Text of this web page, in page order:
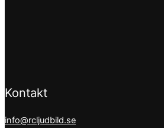
Kontakt
info@rcljudbild.se